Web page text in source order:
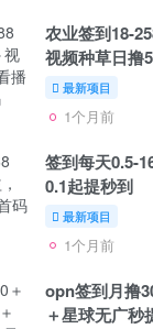
农业签到18-
视频种草日撸
最新项目
1个月前
签到每天0.5-
0.1起提秒到
最新项目
1个月前
opn签到月撸
＋星球无广秒